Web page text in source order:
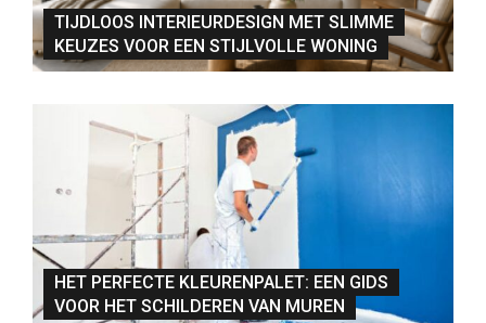
TIJDLOOS INTERIEURDESIGN MET SLIMME
KEUZES VOOR EEN STIJLVOLLE WONING
HET PERFECTE KLEURENPALET: EEN GIDS
VOOR HET SCHILDEREN VAN MUREN